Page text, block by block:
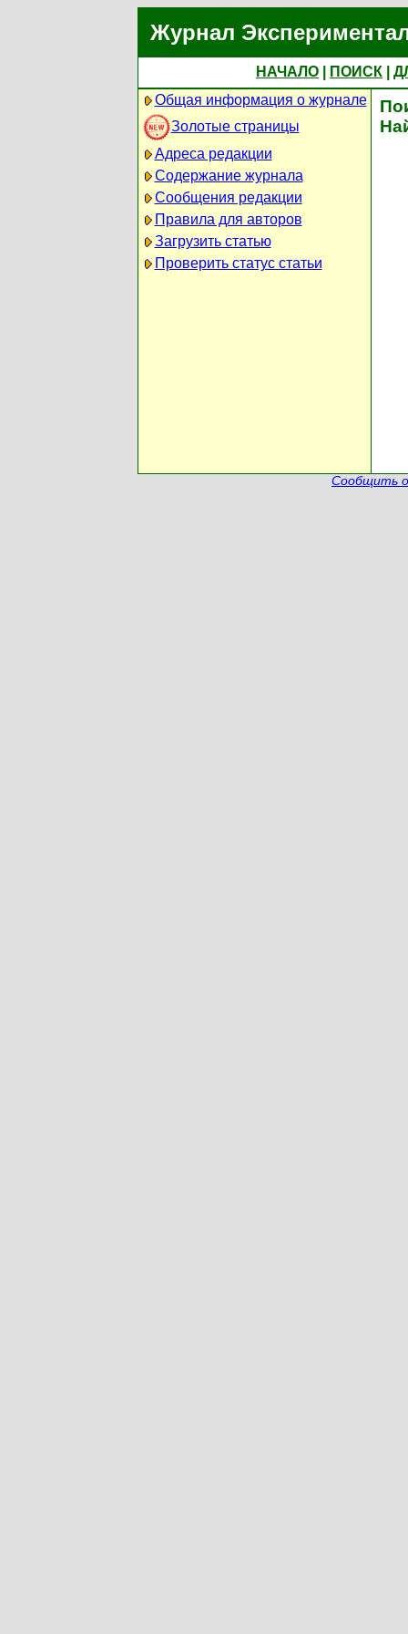
Журнал
НАЧАЛО ПОИСК
Общая информация о журнале
Золотые страницы
Адреса редакции
Содержание журнала
Сообщения редакции
Правила для авторов
Загрузить статью
Проверить статус статьи
Сообщить о